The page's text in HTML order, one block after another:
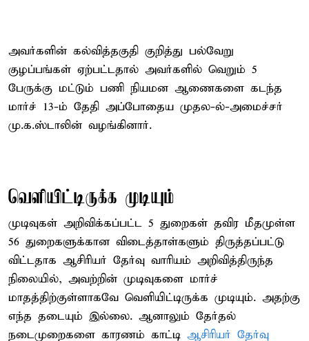
அவர்களின் கல்வித்தகுதி குறித்து பல்வேறு
குழப்பங்கள் ஏற்பட்டதால் அவர்களில் வெறும் 5
பேருக்கு மட்டும் பணி நியமன ஆணைகளை கடந்த
மார்ச் 13-ம் தேதி அப்போதைய முதல-ல்-அமைச்சர்
மு.க.ஸ்டாலின் வழங்கினார்.
வெளியிட்டிருக்க முடியும்
முடிவுகள் அறிவிக்கப்பட்ட 5 துறைகள் தவிர மீதமுள்ள
56 துறைகளுக்கான விடைத்தாள்களும் திருத்தப்பட்டு
விட்டதாக ஆசிரியர் தேர்வு வாரியம் அறிவித்திருந்த
நிலையில், அவற்றின் முடிவுகளை மார்ச்
மாதத்திற்குள்ளாகவே வெளியிட்டிருக்க முடியும். அதற்கு
எந்த தடையும் இல்லை. ஆனாலும் தேர்தல்
நடைமுறைகளை காரணம் காட்டி ஆசிரியர் தேர்வு